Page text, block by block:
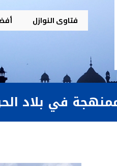
فتاوى النوازل
في بلاد